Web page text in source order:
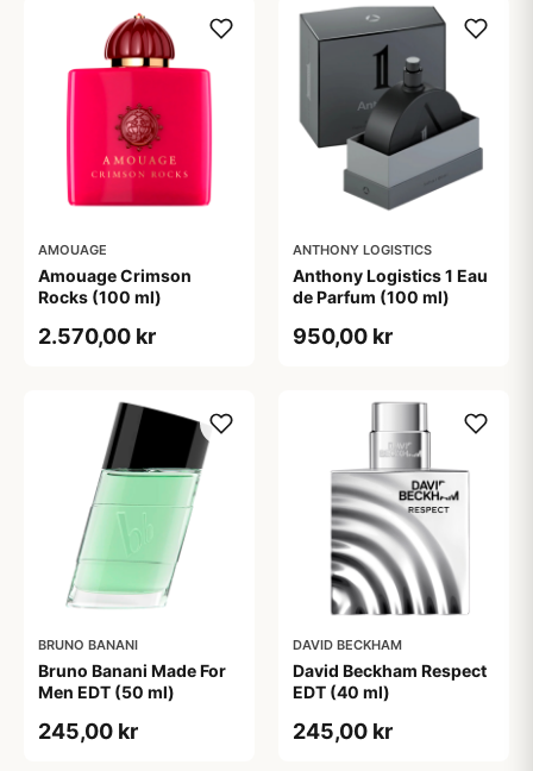
AMOUAGE
Amouage Crimson
Rocks (100 ml)
2.570,00 kr
ANTHONY LOGISTICS
Anthony Logistics 1 Eau
de Parfum (100 ml)
950,00 kr
BRUNO BANANI
Bruno Banani Made For
Men EDT (50 ml)
245,00 kr
DAVID BECKHAM
David Beckham Respect
EDT (40 ml)
245,00 kr